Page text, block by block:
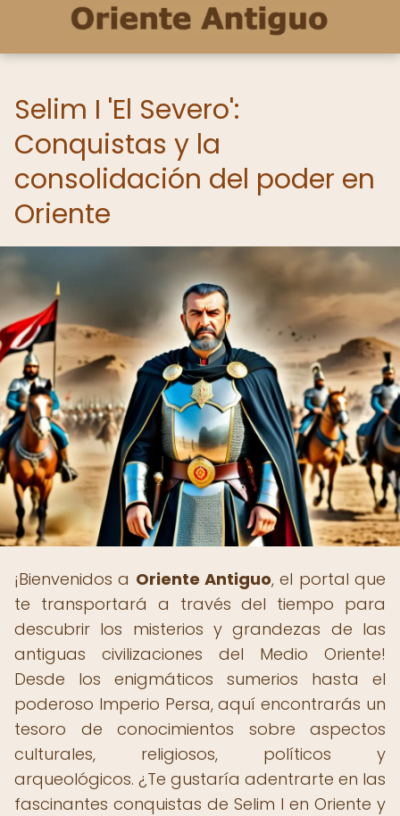
Selim I 'El Severo':
Conquistas y la
consolidación del poder en
Oriente
¡Bienvenidos a Oriente Antiguo, el portal que
te transportará a través del tiempo para
descubrir los misterios y grandezas de las
antiguas civilizaciones del Medio Oriente!
Desde los enigmáticos sumerios hasta el
poderoso Imperio Persa, aquí encontrarás un
tesoro de conocimientos sobre aspectos
culturales, religiosos, políticos y
arqueológicos. ¿Te gustaría adentrarte en las
fascinantes conquistas de Selim I en Oriente y